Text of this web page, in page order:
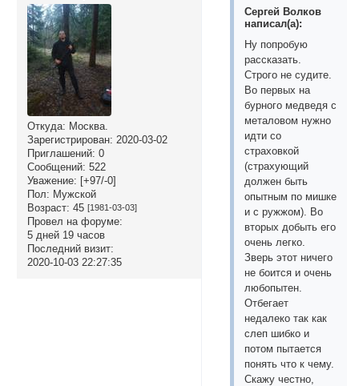
Откуда: Москва.
Зарегистрирован: 2020-03-02
Приглашений: 0
Сообщений: 522
Уважение: [+97/-0]
Пол: Мужской
Возраст: 45 [1981-03-03]
Провел на форуме:
5 дней 19 часов
Последний визит:
2020-10-03 22:27:35
Сергей Волков
написал(а):
Ну попробую
рассказать.
Строго не судите.
Во первых на
бурного медведя с
металовом нужно
идти со
страховкой
(страхующий
должен быть
опытным по мишке
и с ружжом). Во
вторых добыть его
очень легко.
Зверь этот ничего
не боится и очень
любопытен.
Отбегает
недалеко так как
слеп шибко и
потом пытается
понять что к чему.
Скажу честно,